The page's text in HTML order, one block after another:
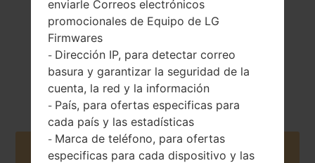
Android 6.0.x
Marshmallow
Enero, 2016
Buy accessories on Amazon
enviarle Correos electrónicos
promocionales de Equipo de LG
Firmwares
- Dirección IP, para detectar correo
basura y garantizar la seguridad de la
cuenta, la red y la información
- País, para ofertas especificas para
cada país y las estadísticas
- Marca de teléfono, para ofertas
especificas para cada dispositivo y las